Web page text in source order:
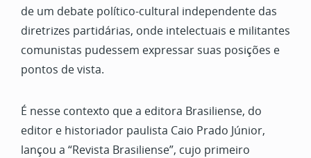
de um debate político-cultural independente das
diretrizes partidárias, onde intelectuais e militantes
comunistas pudessem expressar suas posições e
pontos de vista.
É nesse contexto que a editora Brasiliense, do
editor e historiador paulista Caio Prado Júnior,
lançou a “Revista Brasiliense”, cujo primeiro